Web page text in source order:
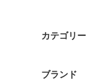
カテゴリー
ブランド